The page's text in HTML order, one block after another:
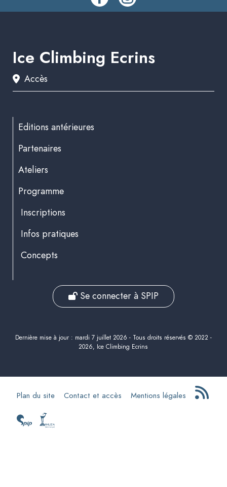
Ice Climbing Ecrins
Accès
Editions antérieures
Partenaires
Ateliers
Programme
Inscriptions
Infos pratiques
Concepts
Se connecter à SPIP
Dernière mise à jour : mardi 7 juillet 2026 - Tous droits réservés © 2022 -
2026, Ice Climbing Ecrins
Plan du site Contact et accès Mentions légales